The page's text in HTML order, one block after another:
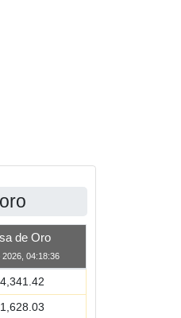
de Oro
2026, 04:18:36
4,341.42
1,628.03